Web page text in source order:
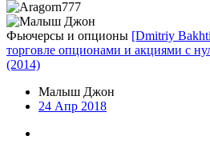
Фьючерсы и опционы [Dmitriy
торговле опционами и акциями с
(2014)
Малыш Джон
24 Апр 2018